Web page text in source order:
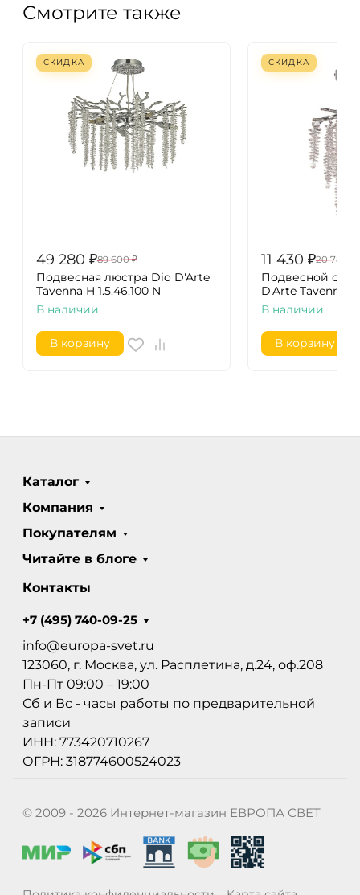
Смотрите также
СКИДКА
49 280 ₽89 600 ₽
Подвесная люстра Dio D'Arte
Tavenna H 1.5.46.100 N
В наличии
В корзину
СКИДКА
11 430 ₽20 780
Подвесной
D'Arte Tavenna H
В наличии
В корзину
Каталог
Компания
Покупателям
Читайте в блоге
Контакты
+7 (495) 740-09-25
info@europa-svet.ru
123060, г. Москва, ул. Расплетина, д.24, оф.208
Пн-Пт 09:00 – 19:00
Сб и Вс - часы работы по предварительной
записи
ИНН: 773420710267
ОГРН: 318774600524023
© 2009 - 2026 Интернет-магазин ЕВРОПА СВЕТ